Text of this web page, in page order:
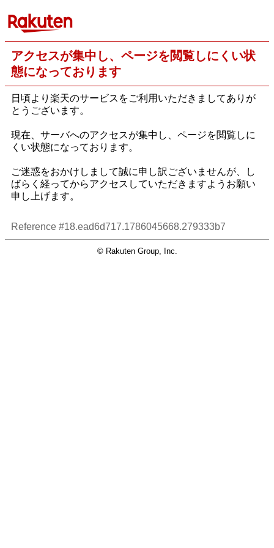
アクセスが集中し、ページを閲覧しにくい状
態になっております
日頃より楽天のサービスをご利用いただきましてありが
とうございます。
現在、サーバへのアクセスが集中し、ページを閲覧しに
くい状態になっております。
ご迷惑をおかけしまして誠に申し訳ございませんが、し
ばらく経ってからアクセスしていただきますようお願い
申し上げます。
Reference #18.ead6d717.1786045668.279333b7
© Rakuten Group, Inc.